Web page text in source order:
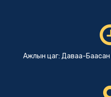
Ажлын цаг: Даваа-